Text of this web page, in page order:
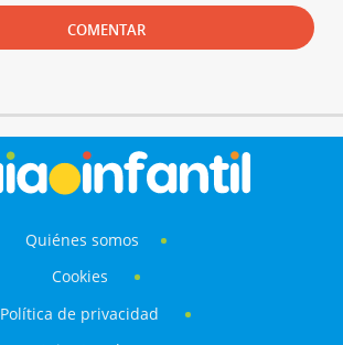
COMENTAR
Quiénes somos
Cookies
Política de privacidad